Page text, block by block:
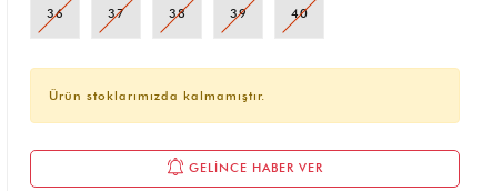
36 37 38 39 40
Ürün stoklarımızda kalmamıştır.
GELİNCE HABER VER